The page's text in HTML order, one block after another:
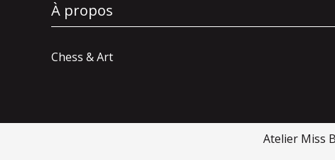
À propos
Chess & Art
Atelier Miss